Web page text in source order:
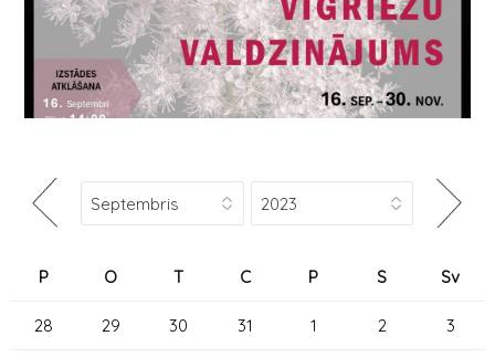
P O T C P S Sv
28 29 30 31 1 2 3